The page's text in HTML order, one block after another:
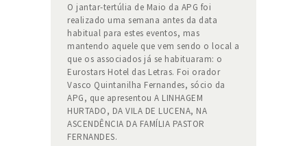
O jantar-tertúlia de Maio da APG foi
realizado uma semana antes da data
habitual para estes eventos, mas
mantendo aquele que vem sendo o local a
que os associados já se habituaram: o
Eurostars Hotel das Letras. Foi orador
Vasco Quintanilha Fernandes, sócio da
APG, que apresentou A LINHAGEM
HURTADO, DA VILA DE LUCENA, NA
ASCENDÊNCIA DA FAMÍLIA PASTOR
FERNANDES.